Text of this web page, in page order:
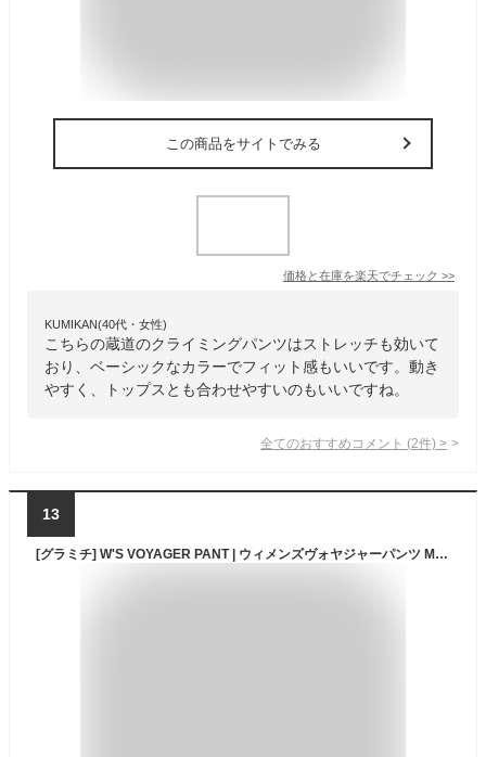
この商品をサイトでみる
価格と在庫を楽天でチェック >>
KUMIKAN(40代・女性)
こちらの蔵道のクライミングパンツはストレッチも効いて
おり、ベーシックなカラーでフィット感もいいです。動き
やすく、トップスとも合わせやすいのもいいですね。
全てのおすすめコメント (2件) >
13
[グラミチ] W'S VOYAGER PANT | ウィメンズヴォヤジャーパンツ M：GREIGE